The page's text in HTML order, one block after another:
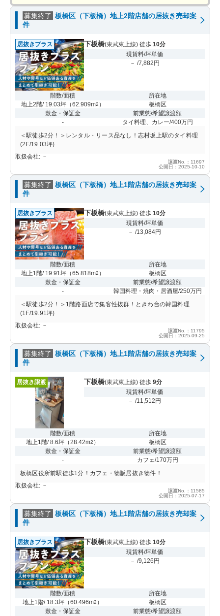
募集終了 板橋区（下板橋）地上2階店舗の居抜き売却案
件
居抜きプラス 下板橋(東武東上線) 徒歩 10分
現賃料/坪単価
－ /7,882円
階数/面積
地上2階/ 19.03坪（62.909m2 ）
所在地
板橋区
敷金・保証金
-
前業態/希望譲渡額
タイ料理、カレー/400万円
＜駅徒歩2分！＞レンタル・リース品なし！志村坂上駅のタイ料理
(2F/19.03坪)
取扱会社: －
譲渡No.：11697
公開日：2025-10-10
募集終了 板橋区（下板橋）地上1階店舗の居抜き売却案
件
居抜きプラス 下板橋(東武東上線) 徒歩 10分
現賃料/坪単価
－ /13,084円
階数/面積
地上1階/ 19.91坪（65.818m2 ）
所在地
板橋区
敷金・保証金
-
前業態/希望譲渡額
韓国料理・焼肉・居酒屋/250万円
＜駅徒歩2分！＞1階路面店で集客性抜群！ときわ台の韓国料理
(1F/19.91坪)
取扱会社: －
譲渡No.：11795
公開日：2025-09-25
募集終了 板橋区（下板橋）地上1階店舗の居抜き売却案
件
居抜き譲渡 下板橋(東武東上線) 徒歩 9分
現賃料/坪単価
－ /11,512円
階数/面積
地上1階/ 8.6坪 （28.42m2 ）
所在地
板橋区
敷金・保証金
-
前業態/希望譲渡額
カフェ/170万円
板橋区役所前駅徒歩1分！カフェ・物販居抜き物件！
取扱会社: －
譲渡No.：11585
公開日：2025-07-17
募集終了 板橋区（下板橋）地上1階店舗の居抜き売却案
件
居抜きプラス 下板橋(東武東上線) 徒歩 10分
現賃料/坪単価
－ /9,126円
階数/面積
地上1階/ 18.3坪 （60.496m2 ）
所在地
板橋区
敷金・保証金
前業態/希望譲渡額